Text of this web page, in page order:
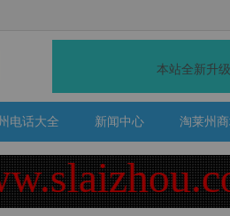
本站全新升
电话大全 新闻中心 淘莱州